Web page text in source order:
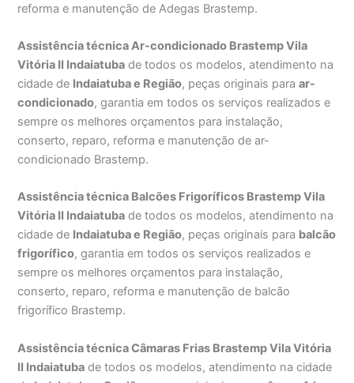
reforma e manutenção de Adegas Brastemp.
Assistência técnica Ar-condicionado Brastemp Vila
Vitória II Indaiatuba de todos os modelos, atendimento na
cidade de Indaiatuba e Região, peças originais paraar-
condicionado, garantia em todos os serviços realizados e
sempre os melhores orçamentos para instalação,
conserto, reparo, reforma e manutenção de ar-
condicionado Brastemp.
Assistência técnica Balcões Frigoríficos Brastemp Vila
Vitória II Indaiatuba de todos os modelos, atendimento na
cidade de Indaiatuba e Região, peças originais para balcão
frigorífico, garantia em todos os serviços realizados e
sempre os melhores orçamentos para instalação,
conserto, reparo, reforma e manutenção de balcão
frigorífico Brastemp.
Assistência técnica Câmaras Frias Brastemp Vila Vitória
II Indaiatuba de todos os modelos, atendimento na cidade